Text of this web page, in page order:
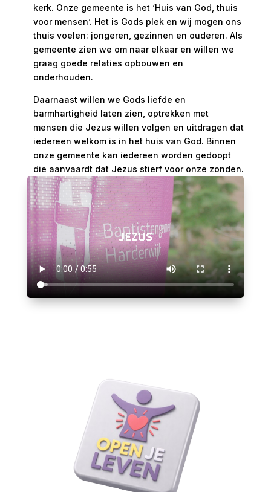
kerk. Onze gemeente is het ‘Huis van God, thuis
voor mensen’. Het is Gods plek en wij mogen ons
thuis voelen: jongeren, gezinnen en ouderen. Als
gemeente zien we om naar elkaar en willen we
graag goede relaties opbouwen en
onderhouden.
Daarnaast willen we Gods liefde en
barmhartigheid laten zien, optrekken met
mensen die Jezus willen volgen en uitdragen dat
iedereen welkom is in het huis van God. Binnen
onze gemeente kan iedereen worden gedoopt
die aanvaardt dat Jezus stierf voor onze zonden.